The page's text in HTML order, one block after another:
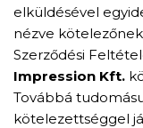
elküldésével
nézve
Szerződési
Impression Kft.
Továbbá
kötelezettséggel